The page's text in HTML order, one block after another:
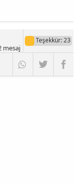
Teşekkür: 23
mesaj